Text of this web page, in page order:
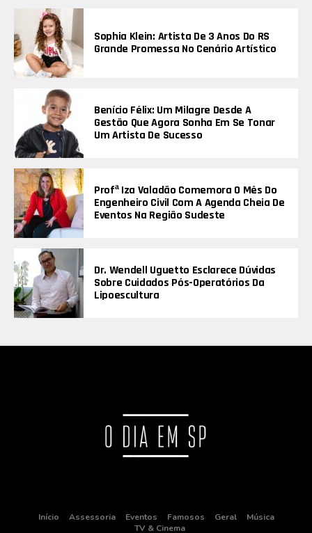
Sophia Klein: Artista De 3 Anos Do RS
Grande Promessa No Cenário Artístico
Benício Félix: Um Milagre Desde A
Gestão Que Agora Sonha Em Se Tonar
Um Artista De Sucesso
Profª Iza Valadão Comemora O Mês Do
Engenheiro Civil Com A Agenda Cheia De
Eventos Na Região Sudeste
Dr. Wendell Uguetto Esclarece Dúvidas
Sobre Cuidados Pós-Operatórios Da
Lipoescultura
Início Assessoria Eventos Famosos Geral
Música
TV & Cinema